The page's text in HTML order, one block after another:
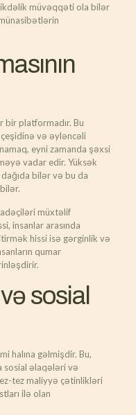
müvəqqəti ola bilər
bir platformadır. Bu
və əyləncəli
eyni zamanda şəxsi
vadar edir. Yüksək
bilər və bu da
müxtəlif
insanlar arasında
hissi isə gərginlik və
qumar
və sosial
halına gəlmişdir. Bu,
sosial əlaqələri və
tez maliyyə çətinlikləri
ilə olan